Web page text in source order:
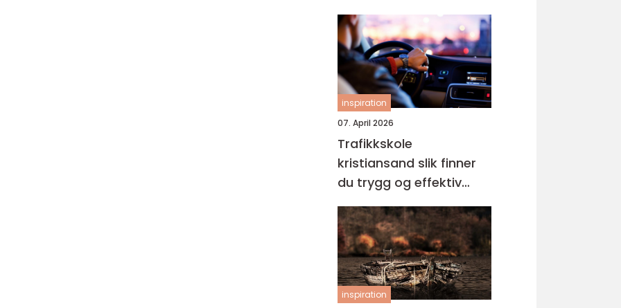
inspiration
07. April 2026
Trafikkskole
kristiansand slik finner
du trygg og effektiv
opplæring
inspiration